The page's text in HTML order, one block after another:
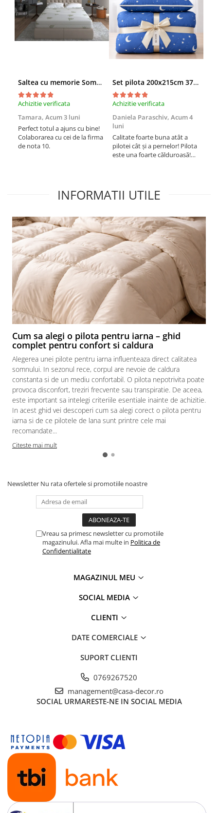
Saltea cu memorie SomnART XXL Memory Plus 160x190, înălțime 25cm, pentru persoane supraponderale, husă Aloe Vera detașabilă, rulată, fermitate mare
Achizitie verificata
Tamara, Acum 3 luni
Perfect totul a ajuns cu bine!
Colaborarea cu cei de la firma
de nota 10.
Set pilota 200x215cm 370g cu 2 perne 50x70,albastru- PLT36
Achizitie verificata
Daniela Paraschiv, Acum 4
luni
Calitate foarte buna atât a
pilotei cât și a pernelor! Pilota
este una foarte călduroasă!
INFORMATII UTILE
Cum sa alegi o pilota pentru iarna – ghid
complet pentru confort si caldura
Alegerea unei pilote pentru iarna influenteaza direct calitatea
somnului. In sezonul rece, corpul are nevoie de caldura
constanta si de un mediu confortabil. O pilota nepotrivita poate
provoca disconfort, treziri frecvente sau transpiratie. De aceea,
este important sa intelegi criteriile esentiale inainte de achizitie.
In acest ghid vei descoperi cum sa alegi corect o pilota pentru
iarna si de ce pilotele de lana sunt printre cele mai
recomandate...
Citeste mai mult
Newsletter Nu rata ofertele si promotiile noastre
Vreau sa primesc newsletter cu promotiile
magazinului. Afla mai multe in Politica de
Confidentialitate
MAGAZINUL MEU
SOCIAL MEDIA
CLIENTI
DATE COMERCIALE
SUPORT CLIENTI
0769267520
management@casa-decor.ro
SOCIAL URMARESTE-NE IN SOCIAL MEDIA